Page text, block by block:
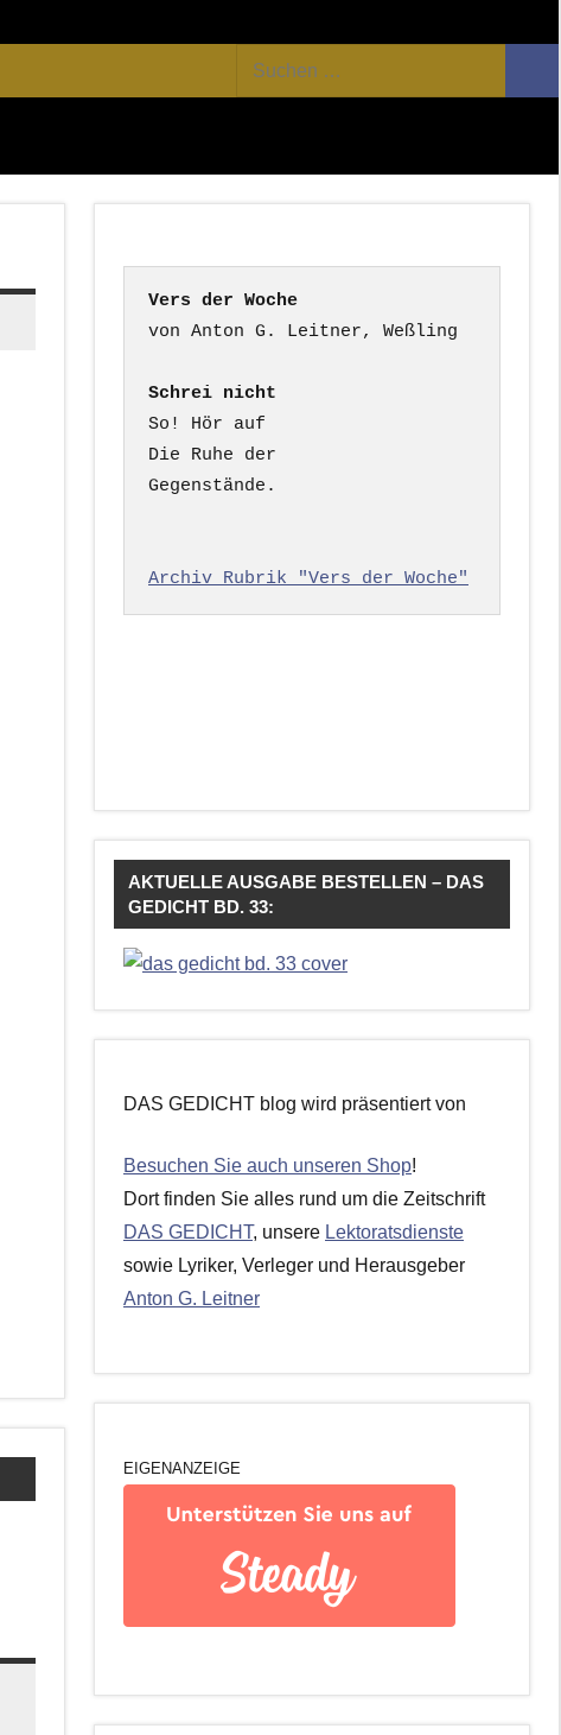
Suchen
nach:
Vers der Woche
Schrei nicht
So! Hör auf
Die Ruhe der
Gegenstände.
Archiv Rubrik "Vers der Woche"
AKTUELLE AUSGABE BESTELLEN – DAS
GEDICHT BD. 33:
DAS GEDICHT blog wird präsentiert von
Besuchen Sie auch unseren Shop!
Dort finden Sie alles rund um die Zeitschrift
DAS GEDICHT, unsere Lektoratsdienste
sowie Lyriker, Verleger und Herausgeber
Anton G. Leitner
EIGENANZEIGE